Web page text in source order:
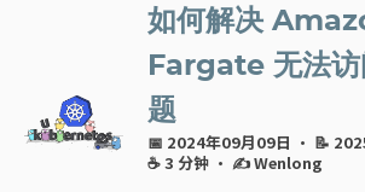
如何解决
Fargate 无法访
题
📅 2024年09月09日 · 📝
☕ 3 分钟 · ✍ Wenlong